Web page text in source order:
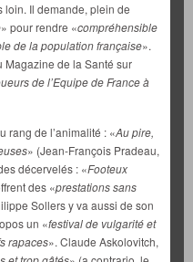
loin. Il demande, plein de
» pour rendre «compréhensible
de la population française».
Magazine de la Santé sur
de l’Equipe de France à
rang de l’animalité : «Au pire,
» (Jean-François Pradeau,
décervelés : «Footeux
des «prestations sans
Sollers y va aussi de son
un «festival de vulgarité et
rapaces». Claude Askolovitch,